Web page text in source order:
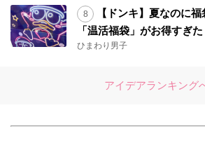
【ドンキ】夏なのに
「温活福袋」がお得すぎた
ひまわり男子
アイデアランキング